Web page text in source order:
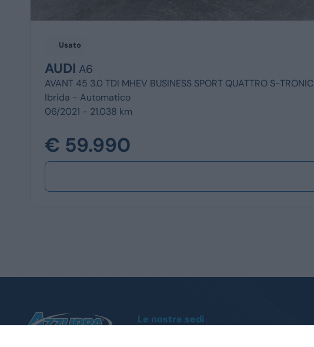
Usato
AUDI A6
AVANT 45 3.0 TDI MHEV BUSINESS SPORT QUATTRO S-TRONIC
Ibrida - Automatico
06/2021 - 21.038 km
€ 59.990
Le nostre sedi